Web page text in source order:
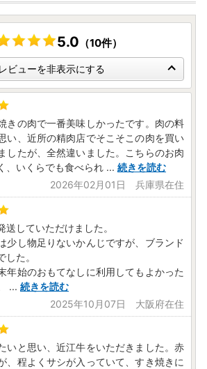
5.0 （10件）
レビューを非表示にする
きの肉で一番美味しかったです。肉の料
い、近所の精肉店でそこそこの肉を買い
したが、全然違いました。こちらのお肉
、いくらでも食べられ ... 続きを読む
2026年02月01日 兵庫県在住
していただけました。
少し物足りないかんじですが、ブランド
た。
年始のおもてなしに利用してもよかった
... 続きを読む
2025年10月07日 大阪府在住
いと思い、近江牛をいただきました。赤
、程よくサシが入っていて、すき焼きに